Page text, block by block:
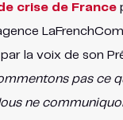
crise de France
par la voix de son
pas ce
ne